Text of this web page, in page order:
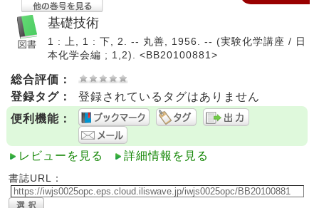
基礎技術
1 : 上, 1 : 下, 2. -- 丸善, 1956. -- (実験化学講座 / 日
本化学会編 ; 1,2). <BB20100881>
総合評価：
登録タグ：
登録されているタグはありません
便利機能：
レビューを見る 詳細情報を見る
書誌URL：